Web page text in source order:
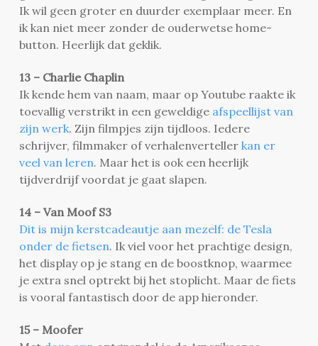
Ik wil geen groter en duurder exemplaar meer. En
ik kan niet meer zonder de ouderwetse home-
button. Heerlijk dat geklik.
13 – Charlie Chaplin
Ik kende hem van naam, maar op Youtube raakte ik
toevallig verstrikt in een geweldige afspeellijst van
zijn werk. Zijn filmpjes zijn tijdloos. Iedere
schrijver, filmmaker of verhalenverteller kan er
veel van leren. Maar het is ook een heerlijk
tijdverdrijf voordat je gaat slapen.
14 – Van Moof S3
Dit is mijn kerstcadeautje aan mezelf: de Tesla
onder de fietsen. Ik viel voor het prachtige design,
het display op je stang en de boostknop, waarmee
je extra snel optrekt bij het stoplicht. Maar de fiets
is vooral fantastisch door de app hieronder.
15 – Moofer